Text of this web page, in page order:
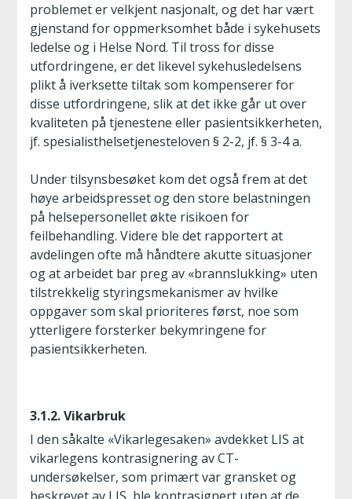
problemet er velkjent nasjonalt, og det har vært
gjenstand for oppmerksomhet både i sykehusets
ledelse og i Helse Nord. Til tross for disse
utfordringene, er det likevel sykehusledelsens
plikt å iverksette tiltak som kompenserer for
disse utfordringene, slik at det ikke går ut over
kvaliteten på tjenestene eller pasientsikkerheten,
jf. spesialisthelsetjenesteloven § 2-2, jf. § 3-4 a.
Under tilsynsbesøket kom det også frem at det
høye arbeidspresset og den store belastningen
på helsepersonellet økte risikoen for
feilbehandling. Videre ble det rapportert at
avdelingen ofte må håndtere akutte situasjoner
og at arbeidet bar preg av «brannslukking» uten
tilstrekkelig styringsmekanismer av hvilke
oppgaver som skal prioriteres først, noe som
ytterligere forsterker bekymringene for
pasientsikkerheten.
3.1.2. Vikarbruk
I den såkalte «Vikarlegesaken» avdekket LIS at
vikarlegens kontrasignering av CT-
undersøkelser, som primært var gransket og